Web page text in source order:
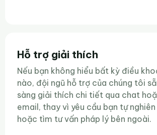
Hỗ trợ giải thích
Nếu bạn không hiểu bất kỳ điều
nào, đội ngũ hỗ trợ của chúng tôi
sàng giải thích chi tiết qua chat
email, thay vì yêu cầu bạn tự nghiên
hoặc tìm tư vấn pháp lý bên ngoài.